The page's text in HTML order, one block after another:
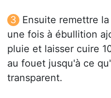
Ensuite remettre
une fois à ébullition
pluie et laisser cuire
au fouet jusqu'à ce
transparent.